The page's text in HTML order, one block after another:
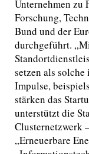
Unternehmen zu
Forschung,
Bund und der
durchgeführt.
setzen als
Impulse,
stärken das
unterstützt die
Clusternetzwerk
„Erneuerbare